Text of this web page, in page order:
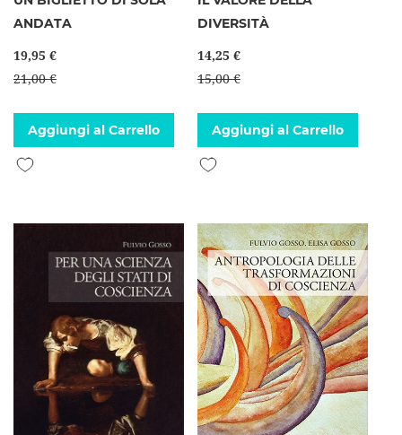
ANDATA
19,95 €
21,00 €
Aggiungi al Carrello
Aggiungi alla lista desideri
DIVERSITÀ
14,25 €
15,00 €
Aggiungi al Carrello
Aggiungi alla lista desideri